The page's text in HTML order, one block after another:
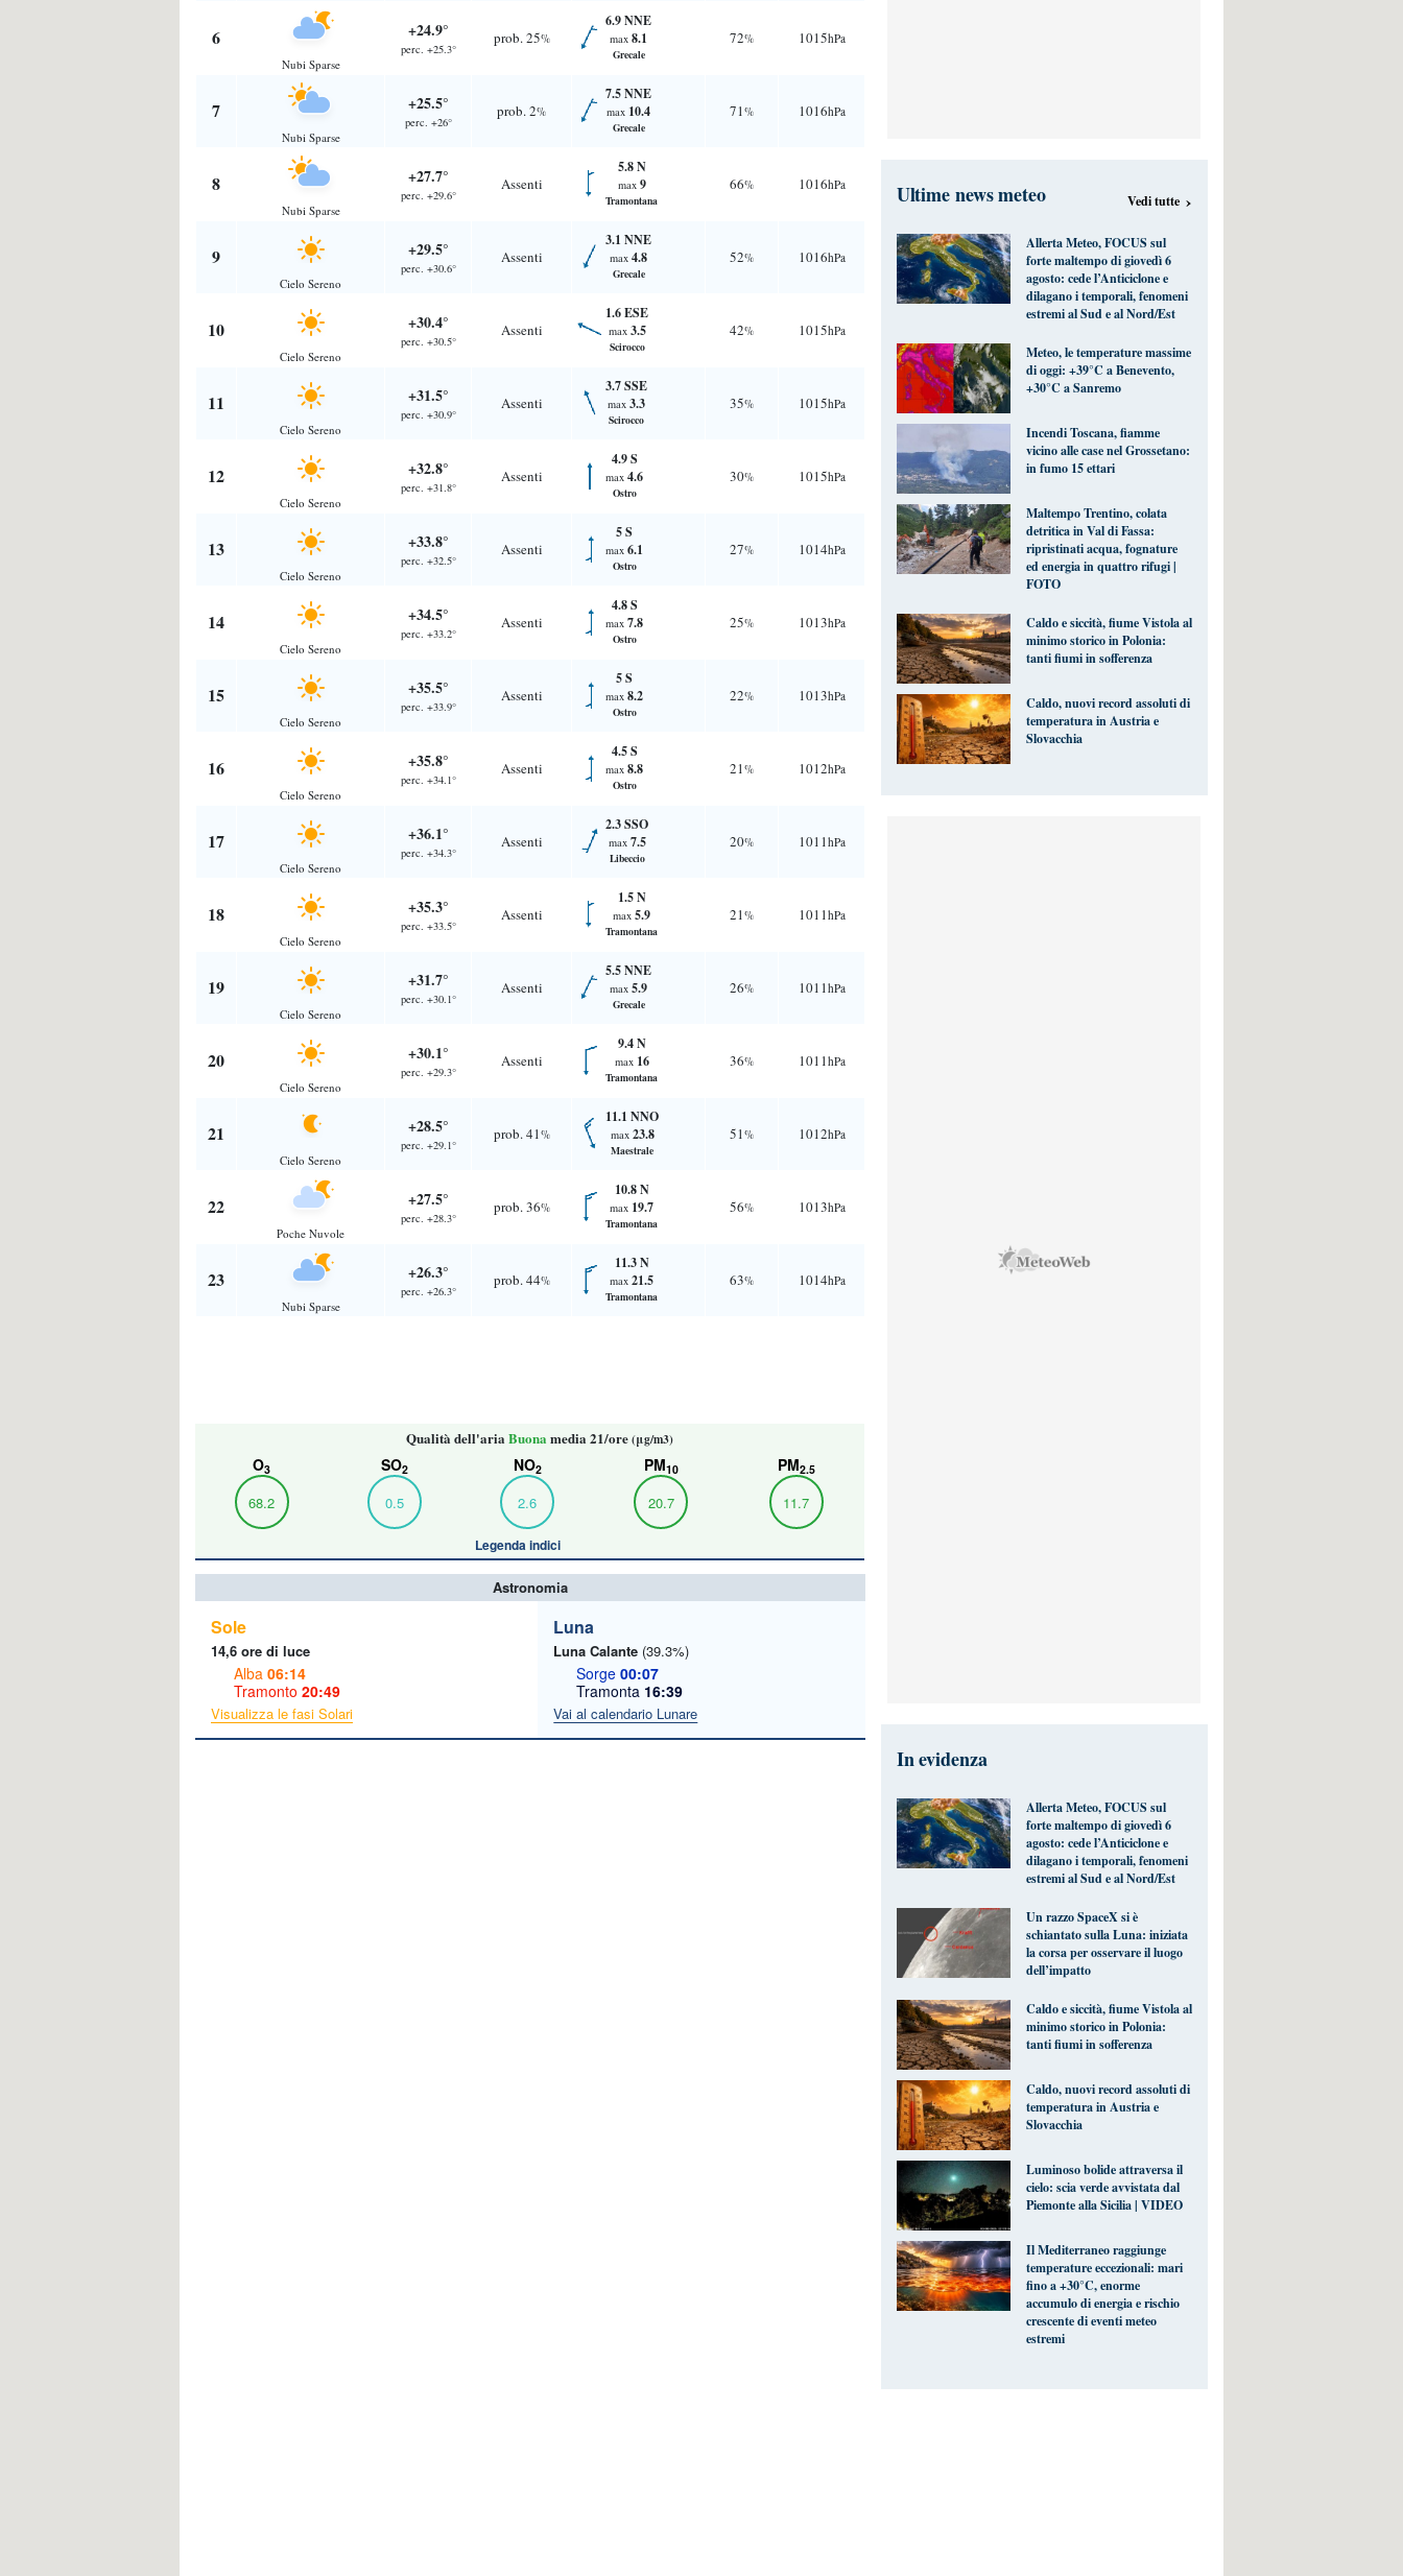
6
Nubi Sparse
+24.9°
perc. +25.3°
prob. 25%
6.9 NNE
max 8.1
Grecale
72% 1015hPa
7
Nubi Sparse
+25.5°
perc. +26°
prob. 2%
7.5 NNE
max 10.4
Grecale
71% 1016hPa
8
Nubi Sparse
+27.7°
perc. +29.6°
Assenti
5.8 N
max 9
Tramontana
66% 1016hPa
9
Cielo Sereno
+29.5°
perc. +30.6°
Assenti
3.1 NNE
max 4.8
Grecale
52% 1016hPa
10
Cielo Sereno
+30.4°
perc. +30.5°
Assenti
1.6 ESE
max 3.5
Scirocco
42% 1015hPa
11
Cielo Sereno
+31.5°
perc. +30.9°
Assenti
3.7 SSE
max 3.3
Scirocco
35% 1015hPa
12
Cielo Sereno
+32.8°
perc. +31.8°
Assenti
4.9 S
max 4.6
Ostro
30% 1015hPa
13
Cielo Sereno
+33.8°
perc. +32.5°
Assenti
5 S
max 6.1
Ostro
27% 1014hPa
14
Cielo Sereno
+34.5°
perc. +33.2°
Assenti
4.8 S
max 7.8
Ostro
25% 1013hPa
15
Cielo Sereno
+35.5°
perc. +33.9°
Assenti
5 S
max 8.2
Ostro
22% 1013hPa
16
Cielo Sereno
+35.8°
perc. +34.1°
Assenti
4.5 S
max 8.8
Ostro
21% 1012hPa
17
Cielo Sereno
+36.1°
perc. +34.3°
Assenti
2.3 SSO
max 7.5
Libeccio
20% 1011hPa
18
Cielo Sereno
+35.3°
perc. +33.5°
Assenti
1.5 N
max 5.9
Tramontana
21% 1011hPa
19
Cielo Sereno
+31.7°
perc. +30.1°
Assenti
5.5 NNE
max 5.9
Grecale
26% 1011hPa
20
Cielo Sereno
+30.1°
perc. +29.3°
Assenti
9.4 N
max 16
Tramontana
36% 1011hPa
21
Cielo Sereno
+28.5°
perc. +29.1°
prob. 41%
11.1 NNO
max 23.8
Maestrale
51% 1012hPa
22
Poche Nuvole
+27.5°
perc. +28.3°
prob. 36%
10.8 N
max 19.7
Tramontana
56% 1013hPa
23
Nubi Sparse
+26.3°
perc. +26.3°
prob. 44%
11.3 N
max 21.5
Tramontana
63% 1014hPa
Qualità dell'ariaBuona media 21/ore(μg/m3)
O3
68.2
SO2
0.5
NO2
2.6
PM10
20.7
PM2.5
11.7
Legenda indici
Astronomia
Sole
14,6 ore di luce
Alba 06:14
Tramonto 20:49
Visualizza le fasi Solari
Luna
Luna Calante (39.3%)
Sorge 00:07
Tramonta 16:39
Vai al calendario Lunare
Ultime news meteo Vedi tutte ›
Allerta Meteo, FOCUS sul
forte maltempo di giovedì 6
agosto: cede l’Anticiclone e
dilagano i temporali, fenomeni
estremi al Sud e al Nord/Est
Meteo, le temperature massime
di oggi: +39°C a Benevento,
+30°C a Sanremo
Incendi Toscana, fiamme
vicino alle case nel Grossetano:
in fumo 15 ettari
Maltempo Trentino, colata
detritica in Val di Fassa:
ripristinati acqua, fognature
ed energia in quattro rifugi |
FOTO
Caldo e siccità, fiume Vistola al
minimo storico in Polonia:
tanti fiumi in sofferenza
Caldo, nuovi record assoluti di
temperatura in Austria e
Slovacchia
In evidenza
Allerta Meteo, FOCUS sul
forte maltempo di giovedì 6
agosto: cede l’Anticiclone e
dilagano i temporali, fenomeni
estremi al Sud e al Nord/Est
Un razzo SpaceX si è
schiantato sulla Luna: iniziata
la corsa per osservare il luogo
dell’impatto
Caldo e siccità, fiume Vistola al
minimo storico in Polonia:
tanti fiumi in sofferenza
Caldo, nuovi record assoluti di
temperatura in Austria e
Slovacchia
Luminoso bolide attraversa il
cielo: scia verde avvistata dal
Piemonte alla Sicilia | VIDEO
Il Mediterraneo raggiunge
temperature eccezionali: mari
fino a +30°C, enorme
accumulo di energia e rischio
crescente di eventi meteo
estremi